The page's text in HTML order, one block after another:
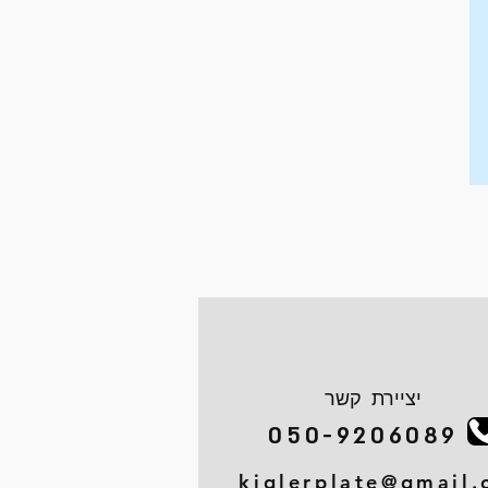
יציירת קשר
050-9206089